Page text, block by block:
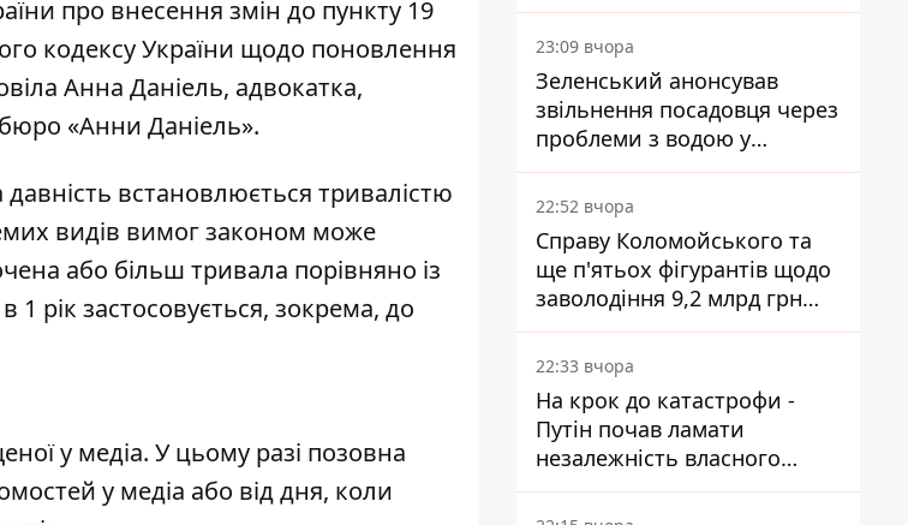
про внесення змін до пункту 19
кодексу України щодо поновлення
Анна Даніель, адвокатка,
«Анни Даніель».
встановлюється тривалістю
видів вимог законом може
або більш тривала порівняно із
рік застосовується, зокрема, до
у медіа. У цьому разі позовна
у медіа або від дня, коли
субсидії з рахунку в
Ощадбанку - яким було
рішення
23:09 вчора
Зеленський анонсував
звільнення посадовця через
проблеми з водою у
Марганці
22:52 вчора
Справу Коломойського та
ще п'ятьох фігурантів щодо
заволодіння 9,2 млрд грн
ПриватБанку скерували до
суду
22:33 вчора
На крок до катастрофи -
Путін почав ламати
незалежність власного
Центробанку, змусивши
знизити базову ставку